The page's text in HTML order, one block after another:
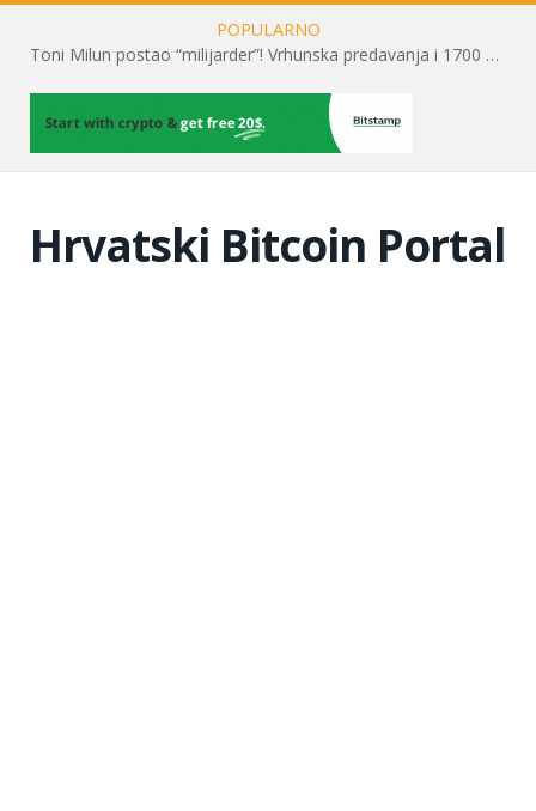
POPULARNO
Toni Milun postao “milijarder”! Vrhunska predavanja i 1700 posjetitelja obilježili su mjesec financijske pismenosti
Hrvatski Bitcoin Portal